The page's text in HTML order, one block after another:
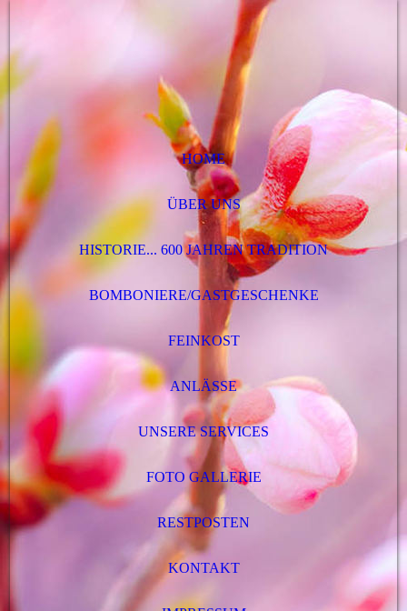
HOME
ÜBER UNS
HISTORIE... 600 JAHREN TRADITION
BOMBONIERE/GASTGESCHENKE
FEINKOST
ANLÄSSE
UNSERE SERVICES
FOTO GALLERIE
RESTPOSTEN
KONTAKT